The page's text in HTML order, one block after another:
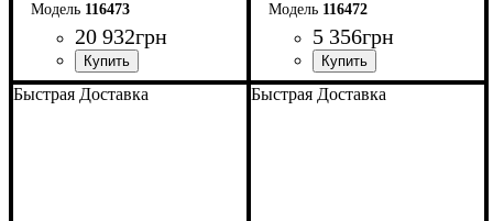
116473
20 932грн
ширина, мм: 1600
высота, мм: 780
глубина, мм: 740
116472
5 356грн
ширина, мм: 650
высота, мм: 510
глубина, мм: 1300
Быстрая Доставка Быстрая Доставка